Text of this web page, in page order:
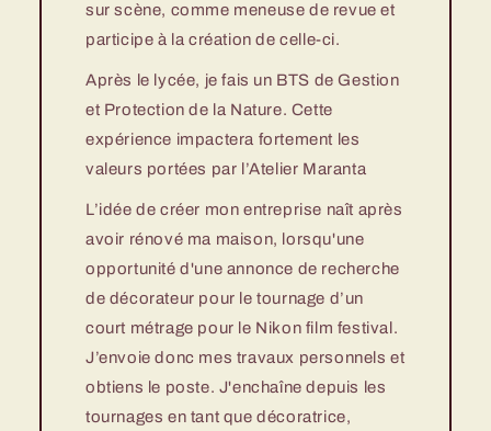
sur scène, comme meneuse de revue et
participe à la création de celle-ci.
Après le lycée, je fais un BTS de Gestion
et Protection de la Nature. Cette
expérience impactera fortement les
valeurs portées par l’Atelier Maranta
L’idée de créer mon entreprise naît après
avoir rénové ma maison, lorsqu'une
opportunité d'une annonce de recherche
de décorateur pour le tournage d’un
court métrage pour le Nikon film festival.
J’envoie donc mes travaux personnels et
obtiens le poste. J'enchaîne depuis les
tournages en tant que décoratrice,